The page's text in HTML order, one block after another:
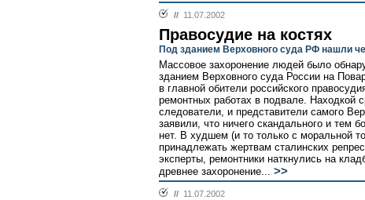
// 11.07.2002
Правосудие на костях
Под зданием Верховного суда РФ нашли
Массовое захоронение людей было
зданием Верховного суда России на
в главной обители российского
ремонтных работах в подвале. Находкой
следователи, и представители самого
заявили, что ничего скандального и тем
нет. В худшем (и то только с моральной
принадлежать жертвам сталинских
эксперты, ремонтники наткнулись на
древнее захоронение... >>
// 11.07.2002